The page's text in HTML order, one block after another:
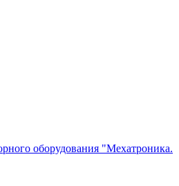
оборудования "Мехатроника.